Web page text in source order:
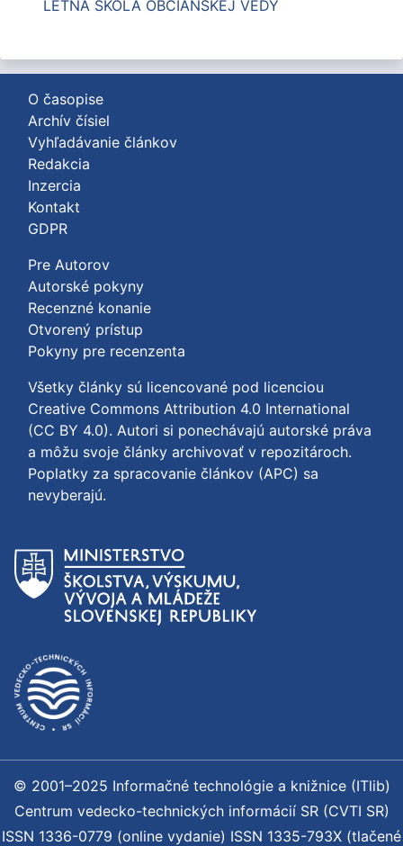
LETNÁ ŠKOLA OBČIANSKEJ VEDY
O časopise
Archív čísiel
Vyhľadávanie článkov
Redakcia
Inzercia
Kontakt
GDPR
Pre Autorov
Autorské pokyny
Recenzné konanie
Otvorený prístup
Pokyny pre recenzenta
Všetky články sú licencované pod licenciou
Creative Commons Attribution 4.0 International
(CC BY 4.0). Autori si ponechávajú autorské práva
a môžu svoje články archivovať v repozitároch.
Poplatky za spracovanie článkov (APC) sa
nevyberajú.
© 2001–2025 Informačné technológie a knižnice (ITlib)
Centrum vedecko-technických informácií SR (CVTI SR)
ISSN 1336-0779 (online vydanie) ISSN 1335-793X (tlačené